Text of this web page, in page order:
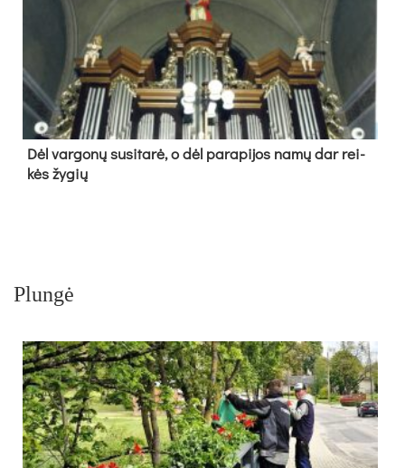
Dėl var­go­nų su­si­ta­rė, o dėl pa­ra­pi­jos na­mų dar rei­
kės žy­gių
Plungė